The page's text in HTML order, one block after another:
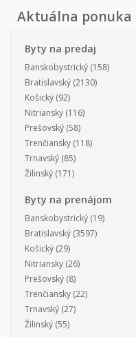
Aktuálna
Byty na predaj
Banskobystrický (158)
Bratislavský (2130)
Košický (92)
Nitriansky (116)
Prešovský (58)
Trenčiansky (118)
Trnavský (85)
Žilinský (171)
Byty na prenájom
Banskobystrický (19)
Bratislavský (3597)
Košický (29)
Nitriansky (26)
Prešovský (8)
Trenčiansky (22)
Trnavský (27)
Žilinský (55)